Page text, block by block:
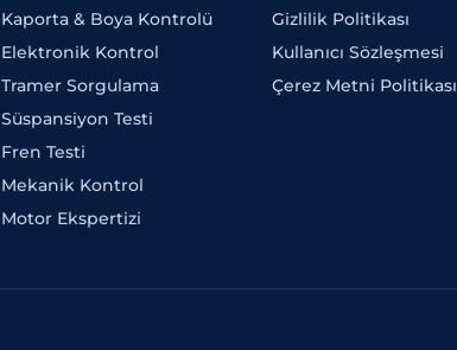
Kaporta & Boya Kontrolü
Elektronik Kontrol
Tramer Sorgulama
Süspansiyon Testi
Fren Testi
Mekanik Kontrol
Motor Ekspertizi
Gizlilik Politikası
Kullanıcı Sözleşmesi
Çerez Metni Politikası